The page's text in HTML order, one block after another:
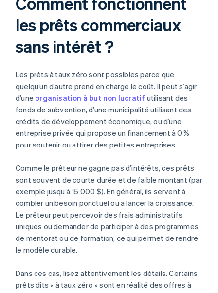
les prêts commerciaux
sans intérêt ?
Les prêts à taux zéro sont possibles parce que
quelqu’un d’autre prend en charge le coût. Il peut s’agir
d’une organisation à but non lucratif utilisant des
fonds de subvention, d’une municipalité utilisant des
crédits de développement économique, ou d’une
entreprise privée qui propose un financement à 0 %
pour soutenir ou attirer des petites entreprises.
Comme le prêteur ne gagne pas d’intérêts, ces prêts
sont souvent de courte durée et de faible montant (par
exemple jusqu’à 15 000 $). En général, ils servent à
combler un besoin ponctuel ou à lancer la croissance.
Le prêteur peut percevoir des frais administratifs
uniques ou demander de participer à des programmes
de mentorat ou de formation, ce qui permet de rendre
le modèle durable.
Dans ces cas, lisez attentivement les détails. Certains
prêts dits « à taux zéro » sont en réalité des offres à